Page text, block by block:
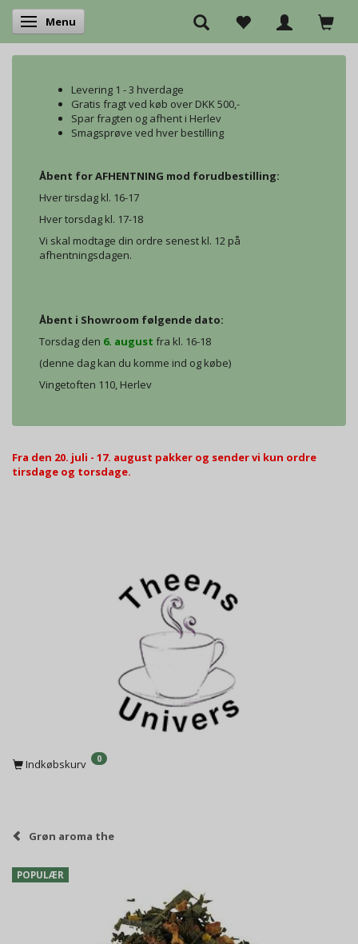
Skifte navigation
Menu
Levering 1 - 3 hverdage
Gratis fragt ved køb over DKK 500,-
Spar fragten og afhent i Herlev
Smagsprøve ved hver bestilling
Åbent for AFHENTNING mod forudbestilling:
Hver tirsdag kl. 16-17
Hver torsdag kl. 17-18
Vi skal modtage din ordre senest kl. 12 på
afhentningsdagen.
Åbent i Showroom følgende dato:
Torsdag den 6. august fra kl. 16-18
(denne dag kan du komme ind og købe)
Vingetoften 110, Herlev
Fra den 20. juli - 17. august pakker og sender vi kun ordre
tirsdage og torsdage.
Indkøbskurv 0
Grøn aroma the
POPULÆR